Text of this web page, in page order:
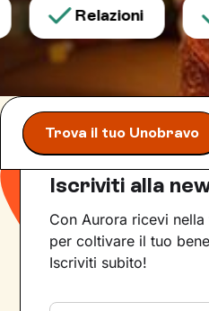
Relazioni
Trova il tuo Unobravo
Iscriviti alla
Con Aurora ricevi
per coltivare il tuo
Iscriviti subito!